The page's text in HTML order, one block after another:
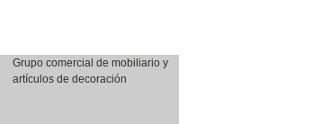
Grupo comercial de mobiliario y
artículos de decoración